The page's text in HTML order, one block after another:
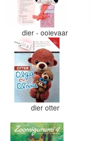
dier - ooievaar
dier otter